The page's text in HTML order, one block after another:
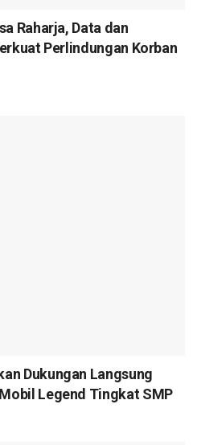
Raharja, Data dan
Perlindungan Korban
Dukungan Langsung
Legend Tingkat SMP